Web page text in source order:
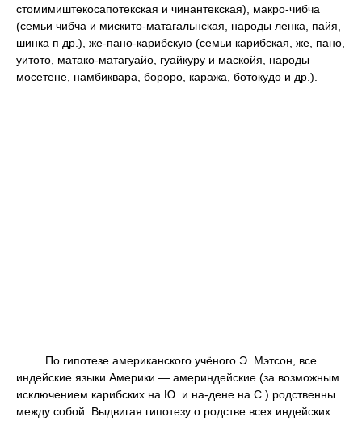
стомимиштекосапотекская и чинантекская), макро-чибча
(семьи чибча и мискито-матагальнская, народы ленка, пайя,
шинка п др.), же-пано-карибскую (семьи карибская, же, пано,
уитото, матако-матагуайо, гуайкуру и маскойя, народы
мосетене, намбиквара, бороро, каража, ботокудо и др.).
По гипотезе американского учёного Э. Мэтсон, все
индейские языки Америки — америндейские (за возможным
исключением карибских на Ю. и на-дене на С.) родственны
между собой. Выдвигая гипотезу о родстве всех индейских